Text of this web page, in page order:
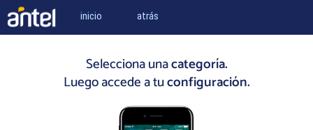
inicio atrás
Selecciona unacategoría.
Luego accede a tuconfiguración.